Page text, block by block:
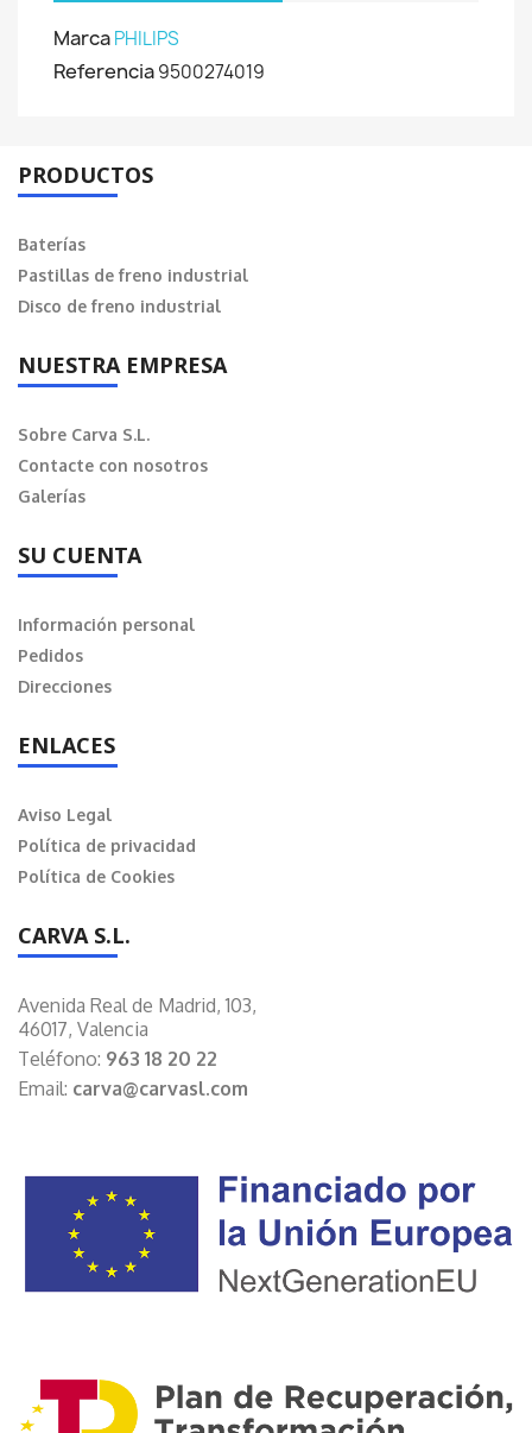
MarcaPHILIPS
Referencia9500274019
PRODUCTOS
Baterías
Pastillas de freno industrial
Disco de freno industrial
NUESTRA EMPRESA
Sobre Carva S.L.
Contacte con nosotros
Galerías
SU CUENTA
Información personal
Pedidos
Direcciones
ENLACES
Aviso Legal
Política de privacidad
Política de Cookies
CARVA S.L.
Avenida Real de Madrid, 103,
46017, Valencia
Teléfono: 963 18 20 22
Email: carva@carvasl.com